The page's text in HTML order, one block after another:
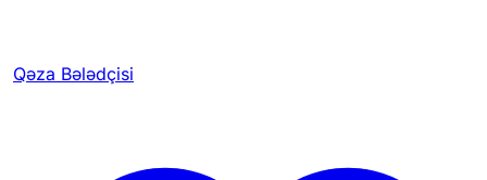
Qəza Bələdçisi